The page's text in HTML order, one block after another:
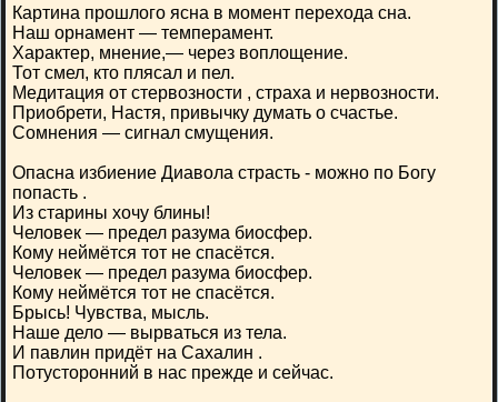
Картина прошлого ясна в момент перехода сна.
Наш орнамент — темперамент.
Характер, мнение,— через воплощение.
Тот смел, кто плясал и пел.
Медитация от стервозности , страха и нервозности.
Приобрети, Настя, привычку думать о счастье.
Сомнения — сигнал смущения.
Опасна избиение Диавола страсть - можно по Богу
попасть .
Из старины хочу блины!
Человек — предел разума биосфер.
Кому неймётся тот не спасётся.
Человек — предел разума биосфер.
Кому неймётся тот не спасётся.
Брысь! Чувства, мысль.
Наше дело — вырваться из тела.
И павлин придёт на Сахалин .
Потусторонний в нас прежде и сейчас.